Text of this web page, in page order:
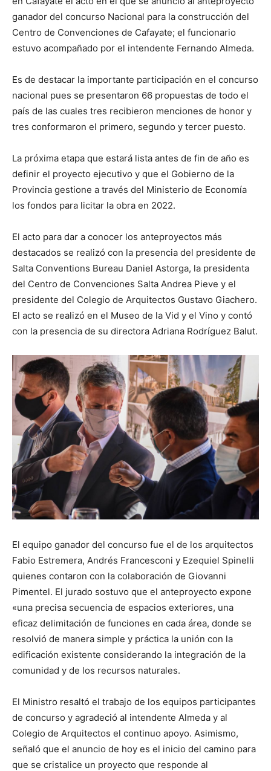
ganador del concurso Nacional para la construcción del
Centro de Convenciones de Cafayate; el funcionario
estuvo acompañado por el intendente Fernando Almeda.
Es de destacar la importante participación en el concurso
nacional pues se presentaron 66 propuestas de todo el
país de las cuales tres recibieron menciones de honor y
tres conformaron el primero, segundo y tercer puesto.
La próxima etapa que estará lista antes de fin de año es
definir el proyecto ejecutivo y que el Gobierno de la
Provincia gestione a través del Ministerio de Economía
los fondos para licitar la obra en 2022.
El acto para dar a conocer los anteproyectos más
destacados se realizó con la presencia del presidente de
Salta Conventions Bureau Daniel Astorga, la presidenta
del Centro de Convenciones Salta Andrea Pieve y el
presidente del Colegio de Arquitectos Gustavo Giachero.
El acto se realizó en el Museo de la Vid y el Vino y contó
con la presencia de su directora Adriana Rodríguez Balut.
El equipo ganador del concurso fue el de los arquitectos
Fabio Estremera, Andrés Francesconi y Ezequiel Spinelli
quienes contaron con la colaboración de Giovanni
Pimentel. El jurado sostuvo que el anteproyecto expone
«una precisa secuencia de espacios exteriores, una
eficaz delimitación de funciones en cada área, donde se
resolvió de manera simple y práctica la unión con la
edificación existente considerando la integración de la
comunidad y de los recursos naturales.
El Ministro resaltó el trabajo de los equipos participantes
de concurso y agradeció al intendente Almeda y al
Colegio de Arquitectos el continuo apoyo. Asimismo,
señaló que el anuncio de hoy es el inicio del camino para
que se cristalice un proyecto que responde al